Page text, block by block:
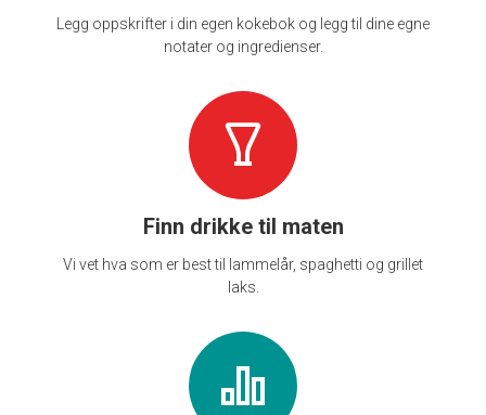
Legg oppskrifter i din egen kokebok og legg til dine egne
notater og ingredienser.
Finn drikke til maten
Vi vet hva som er best til lammelår, spaghetti og grillet
laks.